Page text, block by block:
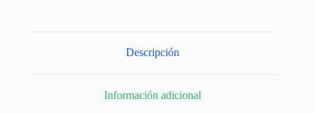
Descripción
Información adicional